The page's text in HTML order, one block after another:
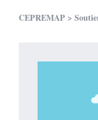
CEPREMAP >